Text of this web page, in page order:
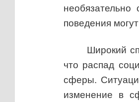
поведения
Широкий
что распад
сферы.
изменение в